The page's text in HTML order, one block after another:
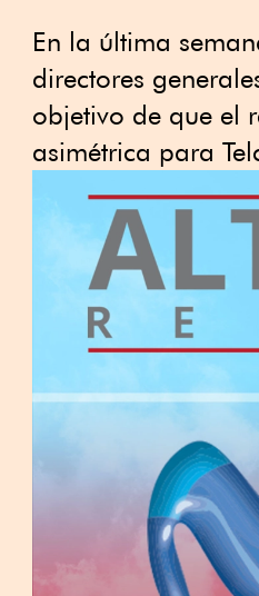
En la última
directores
objetivo de que el
asimétrica para